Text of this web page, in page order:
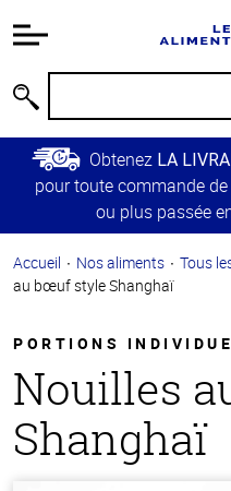
relative à
Passer
contenu
principal
Retour à
principale
Obtenez LA
pour toute commande
ou plus passée
Accueil Nos aliments Tous
au bœuf style Shanghaï
PORTIONS
Nouilles
Shanghaï